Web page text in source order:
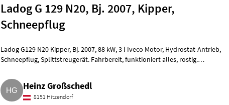
Ladog G 129 N20, Bj. 2007, Kipper,
Schneepflug
Ladog G129 N20 Kipper, Bj. 2007, 88 kW, 3 l Iveco Motor, Hydrostat-Antrieb,
Schneepflug, Splittstreugerät. Fahrbereit, funktioniert alles, rostig.
Heinz Großschedl
8151 Hitzendorf